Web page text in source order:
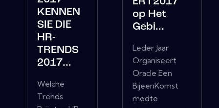
KENNEN
SIE DIE
HR-
TRENDS
2017...
Welche
Trends
op Het
Gebi...
Leder Jaar
Organiseert
Oracle Een
BijeenKomst
mødte